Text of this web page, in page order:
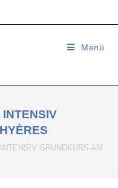
Menü
GRUNDKURS AM